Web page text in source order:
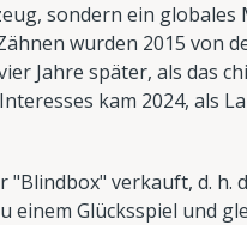
sondern ein
wurden 2015 von
Jahre später, als das
kam 2024, als
"Blindbox" verkauft, d.
einem Glücksspiel und